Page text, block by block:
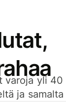
varoja yli 40
ja